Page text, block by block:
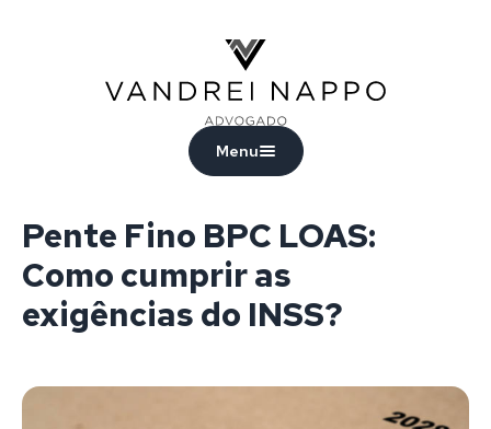
Menu
Pente Fino BPC LOAS:
Como cumprir as
exigências do INSS?